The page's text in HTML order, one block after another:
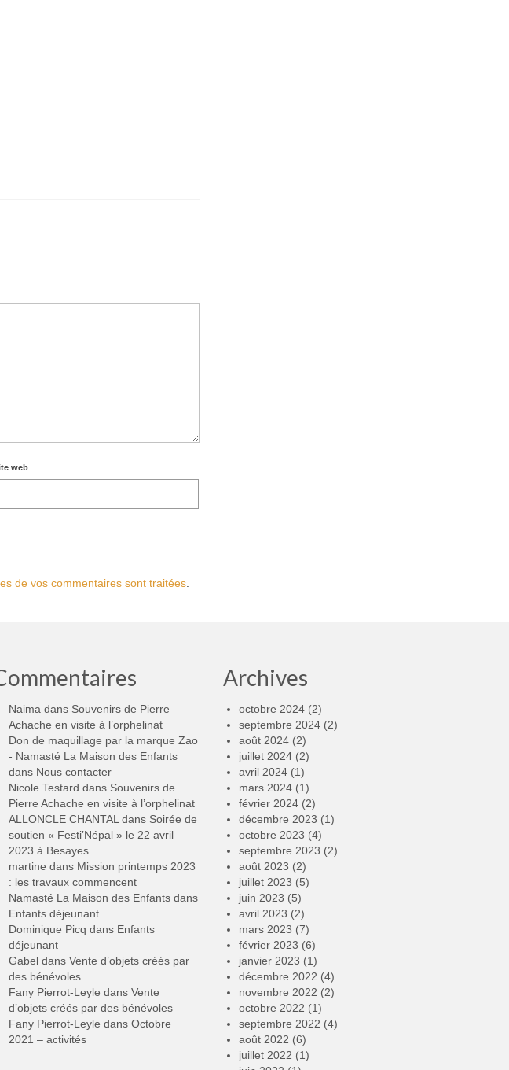
web
de vos commentaires sont traitées
Naima dans Souvenirs de Pierre
Achache en visite à l’orphelinat
Don de maquillage par la marque Zao
- Namasté La Maison des Enfants
dans Nous contacter
Nicole Testard dans Souvenirs de
Pierre Achache en visite à l’orphelinat
ALLONCLE CHANTAL dans Soirée de
soutien « Festi’Népal » le 22 avril
2023 à Besayes
martine dans Mission printemps 2023
: les travaux commencent
Namasté La Maison des Enfants dans
Enfants déjeunant
Dominique Picq dans Enfants
déjeunant
Gabel dans Vente d’objets créés par
des bénévoles
Fany Pierrot-Leyle dans Vente
d’objets créés par des bénévoles
Fany Pierrot-Leyle dans Octobre
2021 – activités
Archives
octobre 2024(2)
septembre 2024(2)
août 2024(2)
juillet 2024(2)
avril 2024(1)
mars 2024(1)
février 2024(2)
décembre 2023 (1)
octobre 2023 (4)
septembre 2023 (2)
août 2023 (2)
juillet 2023 (5)
juin 2023 (5)
avril 2023 (2)
mars 2023 (7)
février 2023 (6)
janvier 2023 (1)
décembre 2022 (4)
novembre 2022 (2)
octobre 2022 (1)
septembre 2022 (4)
août 2022 (6)
juillet 2022 (1)